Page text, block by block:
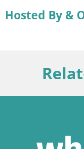
Hosted By &